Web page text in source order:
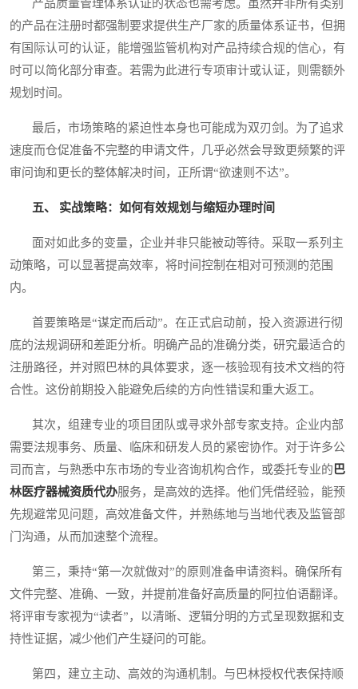
产品质量管理体系认证的状态也需考虑。虽然并非所有类别
的产品在注册时都强制要求提供生产厂家的质量体系证书，但拥
有国际认可的认证，能增强监管机构对产品持续合规的信心，有
时可以简化部分审查。若需为此进行专项审计或认证，则需额外
规划时间。
最后，市场策略的紧迫性本身也可能成为双刃剑。为了追求
速度而仓促准备不完整的申请文件，几乎必然会导致更频繁的评
审问询和更长的整体解决时间，正所谓“欲速则不达”。
五、 实战策略：如何有效规划与缩短办理时间
面对如此多的变量，企业并非只能被动等待。采取一系列主
动策略，可以显著提高效率，将时间控制在相对可预测的范围
内。
首要策略是“谋定而后动”。在正式启动前，投入资源进行彻
底的法规调研和差距分析。明确产品的准确分类，研究最适合的
注册路径，并对照巴林的具体要求，逐一核验现有技术文档的符
合性。这份前期投入能避免后续的方向性错误和重大返工。
其次，组建专业的项目团队或寻求外部专家支持。企业内部
需要法规事务、质量、临床和研发人员的紧密协作。对于许多公
司而言，与熟悉中东市场的专业咨询机构合作，或委托专业的 巴
林医疗器械资质代办服务，是高效的选择。他们凭借经验，能预
先规避常见问题，高效准备文件，并熟练地与当地代表及监管部
门沟通，从而加速整个流程。
第三，秉持“第一次就做对”的原则准备申请资料。确保所有
文件完整、准确、一致，并提前准备好高质量的阿拉伯语翻译。
将评审专家视为“读者”，以清晰、逻辑分明的方式呈现数据和支
持性证据，减少他们产生疑问的可能。
第四，建立主动、高效的沟通机制。与巴林授权代表保持顺